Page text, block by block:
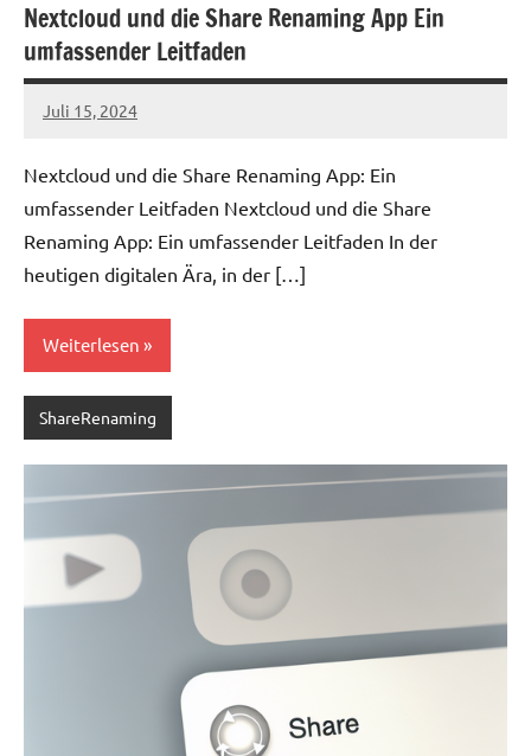
Nextcloud und die Share Renaming App Ein
umfassender Leitfaden
Juli 15, 2024
admin
Nextcloud und die Share Renaming App: Ein
umfassender Leitfaden Nextcloud und die Share
Renaming App: Ein umfassender Leitfaden In der
heutigen digitalen Ära, in der […]
Weiterlesen
ShareRenaming